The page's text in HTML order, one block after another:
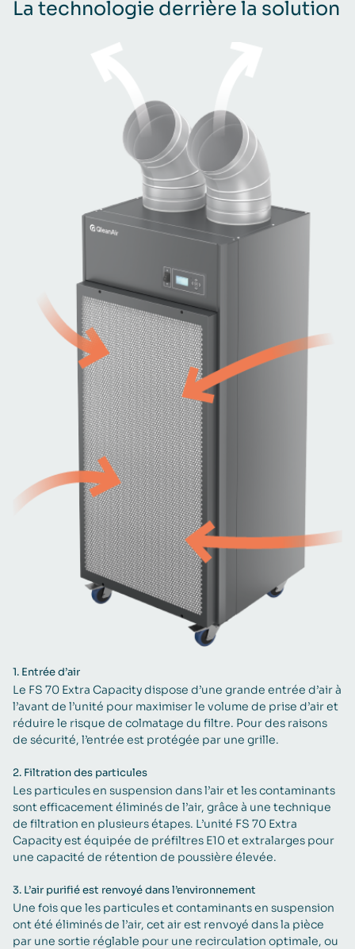
La technologie derrière la solution
1. Entrée d’air
Le FS 70 Extra Capacity dispose d’une grande entrée d’air à
l’avant de l’unité pour maximiser le volume de prise d’air et
réduire le risque de colmatage du filtre. Pour des raisons
de sécurité, l’entrée est protégée par une grille.
2. Filtration des particules
Les particules en suspension dans l’air et les contaminants
sont efficacement éliminés de l’air, grâce à une technique
de filtration en plusieurs étapes. L’unité FS 70 Extra
Capacity est équipée de préfiltres E10 et extralarges pour
une capacité de rétention de poussière élevée.
3. L’air purifié est renvoyé dans l’environnement
Une fois que les particules et contaminants en suspension
ont été éliminés de l’air, cet air est renvoyé dans la pièce
par une sortie réglable pour une recirculation optimale, ou